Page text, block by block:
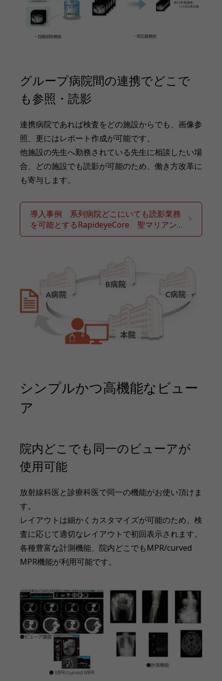
グループ病院間の連携でどこで
も参照・読影
連携病院であれば検査をどの施設からでも、画像参
照、更にはレポート作成が可能です。
他施設の先生へ勤務されている先生に相談したい場
合、どの施設でも読影が可能のため、働き方改革に
も寄与します。
導入事例 系列病院どこにいても読影業務
を可能とするRapideyeCore 聖マリアンナ
医科大学病院様
シンプルかつ高機能なビュー
ア
院内どこでも同一のビューアが
使用可能
放射線科医と診療科医で同一の機能がお使い頂けま
す。
レイアウトは細かくカスタマイズが可能のため、検
査に応じて適切なレイアウトで初回表示されます。
各種豊富な計測機能、院内どこでもMPR/curved
MPR機能が利用可能です。